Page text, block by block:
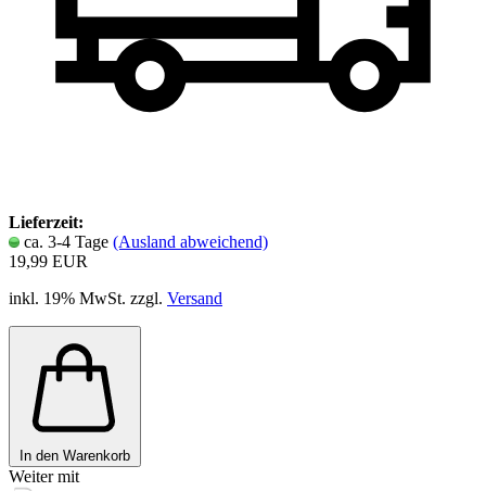
Lieferzeit:
ca. 3-4 Tage (Ausland abweichend)
19,99 EUR
inkl. 19% MwSt. zzgl. Versand
In den Warenkorb
Weiter mit